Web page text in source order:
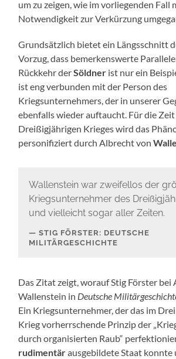
um zu zeigen, wie im vorliegenden Fall
Notwendigkeit zur Verkürzung
Grundsätzlich bietet ein Längsschnitt
Vorzug, dass bemerkenswerte
Rückkehr derSöldner ist nur ein
ist eng verbunden mit der Person des
Kriegsunternehmers, der in unserer
ebenfalls wieder auftaucht. Für die Zeit
Dreißigjährigen Krieges wird das
personifiziert durch Albrecht von
Wallenstein war zweifellos der
Kriegsunternehmer des
und vielleicht sogar aller Zeiten.
STIG FÖRSTER: DEUTSCHE
MILITÄRGESCHICHTE
Das Zitat zeigt, worauf Stig Förster bei
Wallenstein in Deutsche
Ein Kriegsunternehmer, der das im
Krieg vorherrschende Prinzip der
durch organisierten Raub“
rudimentärausgebildete Staat